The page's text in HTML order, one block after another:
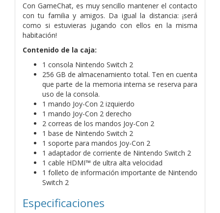
Con GameChat, es muy sencillo mantener el contacto
con tu familia y amigos. Da igual la distancia: ¡será
como si estuvieras jugando con ellos en la misma
habitación!
Contenido de la caja:
1 consola Nintendo Switch 2
256 GB de almacenamiento total. Ten en cuenta
que parte de la memoria interna se reserva para
uso de la consola.
1 mando Joy-Con 2 izquierdo
1 mando Joy-Con 2 derecho
2 correas de los mandos Joy-Con 2
1 base de Nintendo Switch 2
1 soporte para mandos Joy-Con 2
1 adaptador de corriente de Nintendo Switch 2
1 cable HDMI™ de ultra alta velocidad
1 folleto de información importante de Nintendo
Switch 2
Especificaciones